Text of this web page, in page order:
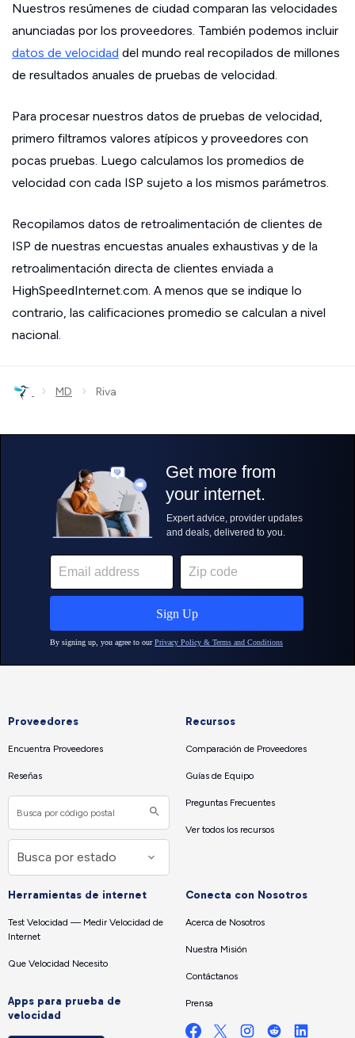
Nuestros resúmenes de ciudad comparan las velocidades
anunciadas por los proveedores. También podemos incluir
datos de velocidad del mundo real recopilados de millones
de resultados anuales de pruebas de velocidad.
Para procesar nuestros datos de pruebas de velocidad,
primero filtramos valores atípicos y proveedores con
pocas pruebas. Luego calculamos los promedios de
velocidad con cada ISP sujeto a los mismos parámetros.
Recopilamos datos de retroalimentación de clientes de
ISP de nuestras encuestas anuales exhaustivas y de la
retroalimentación directa de clientes enviada a
HighSpeedInternet.com. A menos que se indique lo
contrario, las calificaciones promedio se calculan a nivel
nacional.
› MD › Riva
Proveedores
Encuentra Proveedores
Reseñas
Recursos
Comparación de Proveedores
Guías de Equipo
Preguntas Frecuentes
Ver todos los recursos
Herramientas de internet
Test Velocidad — Medir Velocidad de
Internet
Que Velocidad Necesito
Apps para prueba de
velocidad
Conecta con Nosotros
Acerca de Nosotros
Nuestra Misión
Contáctanos
Prensa